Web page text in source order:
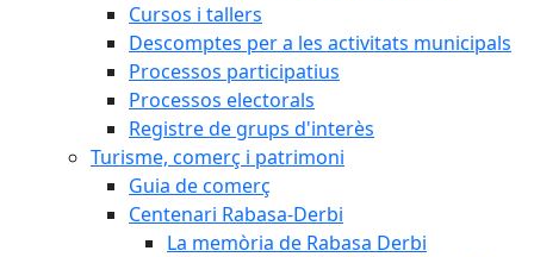
Cursos i tallers
Descomptes per a les activitats municipals
Processos participatius
Processos electorals
Registre de grups d'interès
Turisme, comerç i patrimoni
Guia de comerç
Centenari Rabasa-Derbi
La memòria de Rabasa Derbi